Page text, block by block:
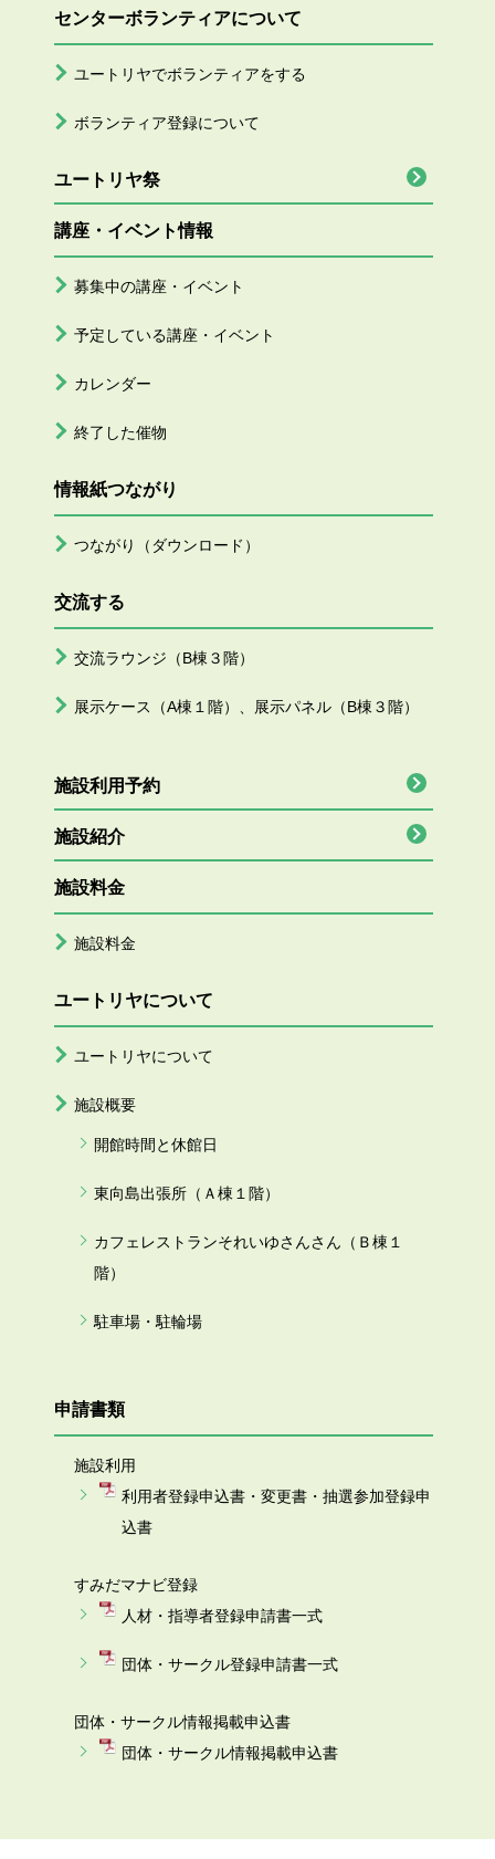
センターボランティアについて
ユートリヤでボランティアをする
ボランティア登録について
ユートリヤ祭
講座・イベント情報
募集中の講座・イベント
予定している講座・イベント
カレンダー
終了した催物
情報紙つながり
つながり（ダウンロード）
交流する
交流ラウンジ（B棟３階）
展示ケース（A棟１階）、展示パネル（B棟３階）
施設利用予約
施設紹介
施設料金
施設料金
ユートリヤについて
ユートリヤについて
施設概要
開館時間と休館日
東向島出張所（Ａ棟１階）
カフェレストランそれいゆさんさん（Ｂ棟１
階）
駐車場・駐輪場
申請書類
施設利用
利用者登録申込書・変更書・抽選参加登録申
込書
すみだマナビ登録
人材・指導者登録申請書一式
団体・サークル登録申請書一式
団体・サークル情報掲載申込書
団体・サークル情報掲載申込書